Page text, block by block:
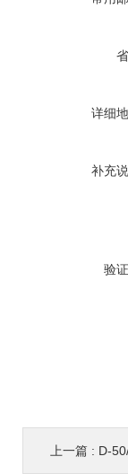
详细
补充
验
上一篇 : D-